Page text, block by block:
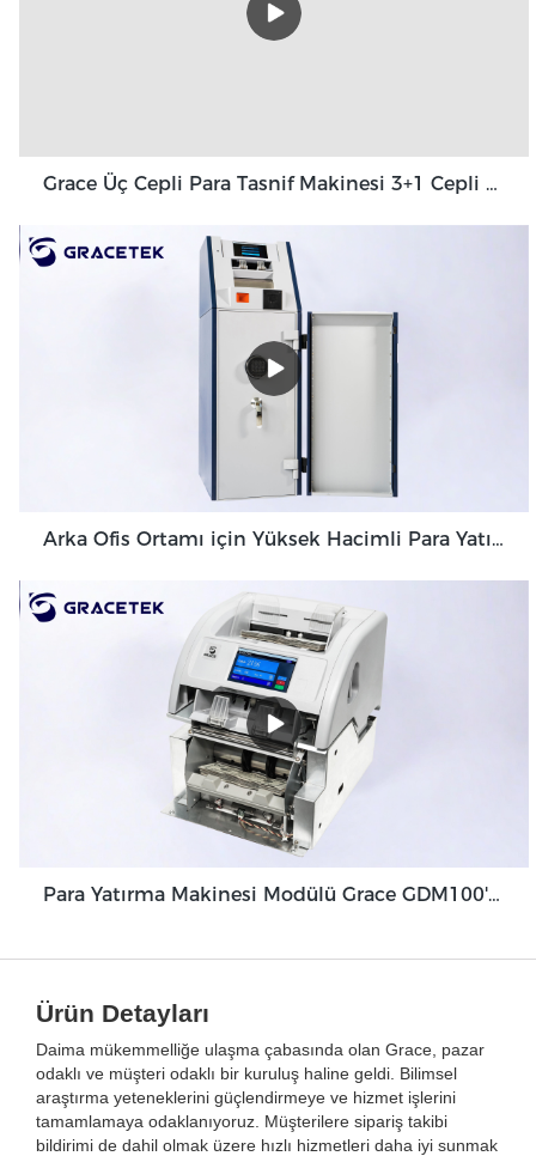
Grace Üç Cepli Para Tasnif Makinesi 3+1 Cepli Grace GT-31
Arka Ofis Ortamı için Yüksek Hacimli Para Yatırma Makinesi Banknot Doğrulayıcı GDM-300
Para Yatırma Makinesi Modülü Grace GDM100'ü Optimize Etmek İçin Tasarlanmış Eşsiz Özellikler
Ürün Detayları
Daima mükemmelliğe ulaşma çabasında olan Grace, pazar
odaklı ve müşteri odaklı bir kuruluş haline geldi. Bilimsel
araştırma yeteneklerini güçlendirmeye ve hizmet işlerini
tamamlamaya odaklanıyoruz. Müşterilere sipariş takibi
bildirimi de dahil olmak üzere hızlı hizmetleri daha iyi sunmak